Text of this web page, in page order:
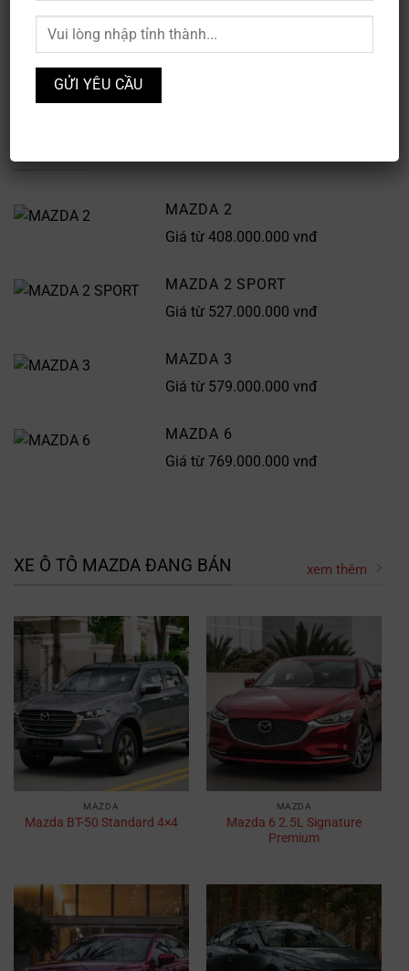
ƯU ĐÃI BẢNG GIÁ
MAZDA 2
Giá từ 408.000.000 vnđ
MAZDA 2 SPORT
Giá từ 527.000.000 vnđ
MAZDA 3
Giá từ 579.000.000 vnđ
MAZDA 6
Giá từ 769.000.000 vnđ
XE Ô TÔ MAZDA ĐANG BÁN xem thêm
MAZDA
Mazda BT-50 Standard 4×4
MAZDA
Mazda 6 2.5L Signature
Premium